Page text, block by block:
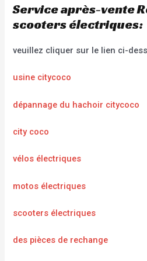
Service après-vente
scooters électriques:
veuillez cliquer sur le lien ci-
usine citycoco
dépannage du hachoir citycoco
city coco
vélos électriques
motos électriques
scooters électriques
des pièces de rechange